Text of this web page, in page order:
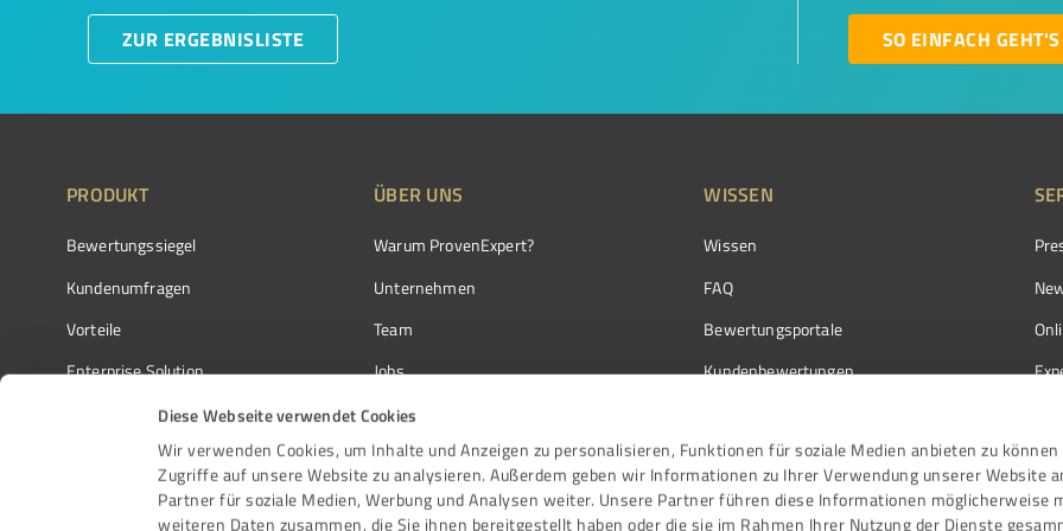
Diese Webseite verwendet Cookies
Wir verwenden Cookies, um Inhalte und Anzeigen zu personalisieren, Funktionen für soziale Medien anbieten zu können
Zugriffe auf unsere Website zu analysieren. Außerdem geben wir Informationen zu Ihrer Verwendung unserer Website
Partner für soziale Medien, Werbung und Analysen weiter. Unsere Partner führen diese Informationen möglicherweise
weiteren Daten zusammen, die Sie ihnen bereitgestellt haben oder die sie im Rahmen Ihrer Nutzung der Dienste
ZUR ERGEBNISLISTE SO EINFACH GEHT'S
PRODUKT
Bewertungssiegel
Kundenumfragen
Vorteile
Enterprise Solution
Partnerprogramm
Auszeichnungen
ÜBER UNS
Warum ProvenExpert?
Unternehmen
Team
Jobs
Kundenstimmen
Kontakt
WISSEN
Wissen
FAQ
Bewertungsportale
Kundenbewertungen
Bewertungs­richtlinien
Events